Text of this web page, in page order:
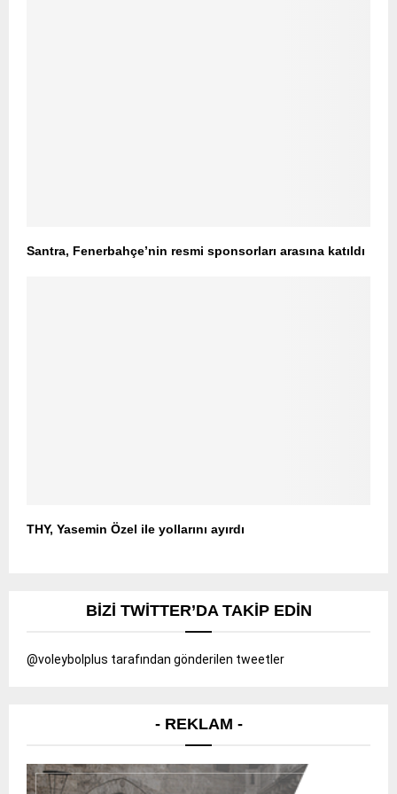
Santra, Fenerbahçe’nin resmi sponsorları arasına katıldı
THY, Yasemin Özel ile yollarını ayırdı
BIZI TWITTER’DA TAKIP EDIN
@voleybolplus tarafından gönderilen tweetler
- REKLAM -